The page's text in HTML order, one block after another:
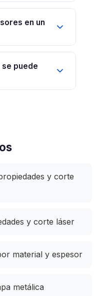
en un
se puede
y corte
y corte láser
material y espesor
metálica